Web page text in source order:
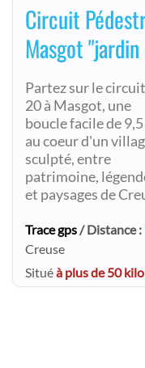
Circuit
Masgot
Partez sur le
20 à Masgot, une
boucle facile de
au coeur d'un
sculpté, entre
patrimoine,
et paysages de
Trace gps/ Distance :
Creuse
Situéà plus de 50